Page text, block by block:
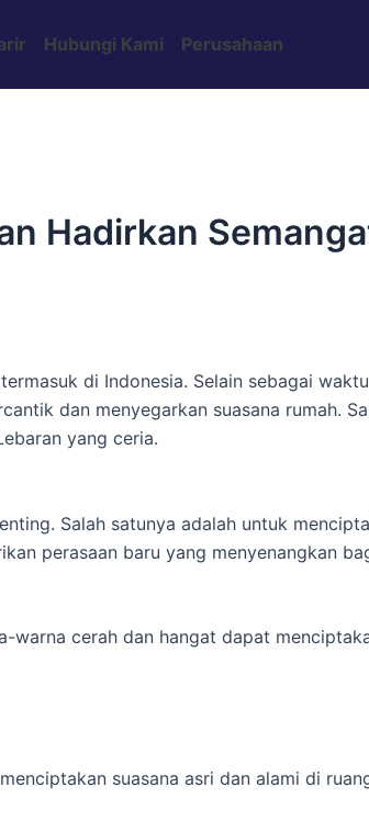
Hubungi Kami Perusahaan
Hadirkan
di Indonesia. Selain sebagai
dan menyegarkan suasana rumah.
yang ceria.
Salah satunya adalah untuk
perasaan baru yang menyenangkan
warna cerah dan hangat dapat
suasana asri dan alami di